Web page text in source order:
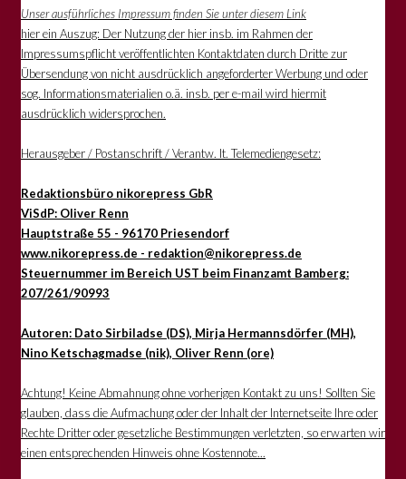
Unser ausführliches Impressum finden Sie unter diesem Link
hier ein Auszug: Der Nutzung der hier insb. im Rahmen der
Impressumspflicht veröffentlichten Kontaktdaten durch Dritte zur
Übersendung von nicht ausdrücklich angeforderter Werbung und oder
sog. Informationsmaterialien o.ä. insb. per e-mail wird hiermit
ausdrücklich widersprochen.
Herausgeber / Postanschrift / Verantw. lt. Telemediengesetz:
Redaktionsbüro nikorepress GbR
ViSdP: Oliver Renn
Hauptstraße 55 - 96170 Priesendorf
www.nikorepress.de - redaktion@nikorepress.de
Steuernummer im Bereich UST beim Finanzamt Bamberg:
207/261/90993
Autoren: Dato Sirbiladse (DS), Mirja Hermannsdörfer (MH),
Nino Ketschagmadse (nik), Oliver Renn (ore)
Achtung! Keine Abmahnung ohne vorherigen Kontakt zu uns! Sollten Sie
glauben, dass die Aufmachung oder der Inhalt der Internetseite Ihre oder
Rechte Dritter oder gesetzliche Bestimmungen verletzten, so erwarten wir
einen entsprechenden Hinweis ohne Kostennote...